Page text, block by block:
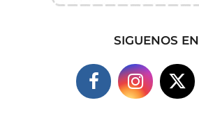
SIGUENOS EN